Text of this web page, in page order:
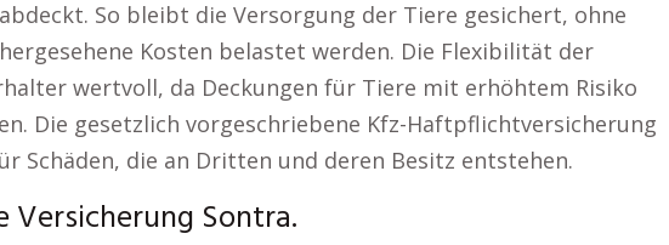
So bleibt die Versorgung der Tiere gesichert, ohne
Kosten belastet werden. Die Flexibilität der
wertvoll, da Deckungen für Tiere mit erhöhtem Risiko
Die gesetzlich vorgeschriebene Kfz-Haftpflichtversicherung
Schäden, die an Dritten und deren Besitz entstehen.
Sontra.